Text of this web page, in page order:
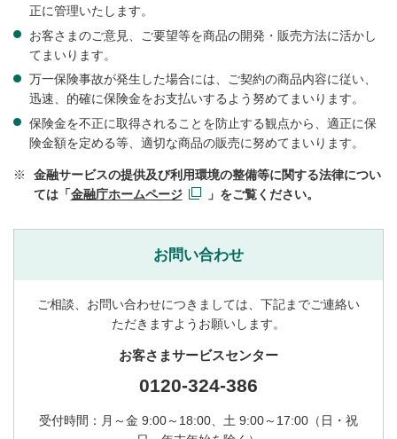
正に管理いたします。
お客さまのご意見、ご要望等を商品の開発・販売方法に活かし
てまいります。
万一保険事故が発生した場合には、ご契約の商品内容に従い、
迅速、的確に保険金をお支払いするよう努めてまいります。
保険金を不正に取得されることを防止する観点から、適正に保
険金額を定める等、適切な商品の販売に努めてまいります。
※
金融サービスの提供及び利用環境の整備等に関する法律につい
ては「金融庁ホームページ 」をご覧ください。
お問い合わせ
ご相談、お問い合わせにつきましては、下記までご連絡い
ただきますようお願いします。
お客さまサービスセンター
0120-324-386
受付時間：月～金 9:00～18:00、土 9:00～17:00（日・祝